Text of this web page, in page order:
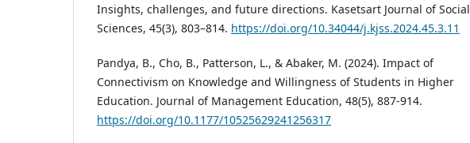
Insights, challenges, and future directions. Kasetsart Journal of Social
Sciences, 45(3), 803–814. https://doi.org/10.34044/j.kjss.2024.45.3.11
Pandya, B., Cho, B., Patterson, L., & Abaker, M. (2024). Impact of
Connectivism on Knowledge and Willingness of Students in Higher
Education. Journal of Management Education, 48(5), 887-914.
https://doi.org/10.1177/10525629241256317